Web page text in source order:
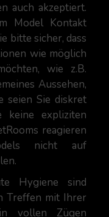
auch akzeptiert.
Model Kontakt
bitte sicher, dass
wie möglich
wie z.B.
Aussehen,
seien Sie diskret
keine expliziten
reagieren
nicht auf
Hygiene sind
Treffen mit Ihrer
vollen Zügen